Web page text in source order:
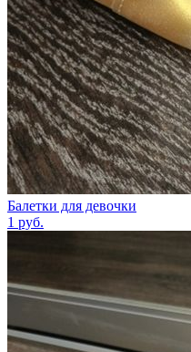
Балетки для девочки
1 руб.